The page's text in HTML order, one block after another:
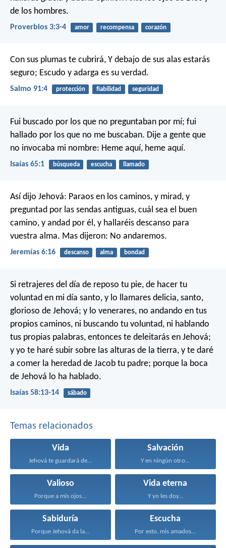
de los hombres.
Proverbios 3:3-4 amor recompensa corazón
Con sus plumas te cubrirá, Y debajo de sus alas estarás
seguro; Escudo y adarga es su verdad.
Salmo 91:4 protección fiabilidad seguridad
Fui buscado por los que no preguntaban por mí; fui
hallado por los que no me buscaban. Dije a gente que
no invocaba mi nombre: Heme aquí, heme aquí.
Isaías 65:1 búsqueda escucha llamado
Así dijo Jehová: Paraos en los caminos, y mirad, y
preguntad por las sendas antiguas, cuál sea el buen
camino, y andad por él, y hallaréis descanso para
vuestra alma. Mas dijeron: No andaremos.
Jeremías 6:16 descanso alma bondad
Si retrajeres del día de reposo tu pie, de hacer tu
voluntad en mi día santo, y lo llamares delicia, santo,
glorioso de Jehová; y lo venerares, no andando en tus
propios caminos, ni buscando tu voluntad, ni hablando
tus propias palabras, entonces te deleitarás en Jehová;
y yo te haré subir sobre las alturas de la tierra, y te daré
a comer la heredad de Jacob tu padre; porque la boca
de Jehová lo ha hablado.
Isaías 58:13-14 sábado
Temas relacionados
Vida
Jehová te guardará de...
Salvación
Y en ningún otro...
Valioso
Porque a mis ojos...
Vida eterna
Y yo les doy...
Sabiduría
Porque Jehová da la...
Escucha
Por esto, mis amados...